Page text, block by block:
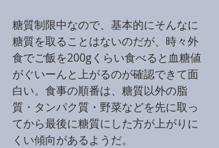
糖質制限中なので、基本的にそんなに
糖質を取ることはないのだが、時々外
食でご飯を200gくらい食べると血糖値
がぐいーんと上がるのが確認できて面
白い。食事の順番は、糖質以外の脂
質・タンパク質・野菜などを先に取っ
てから最後に糖質にした方が上がりに
くい傾向があるようだ。